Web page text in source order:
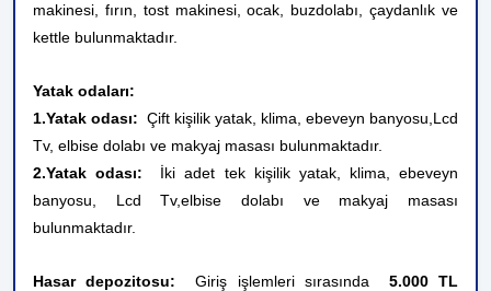
makinesi, fırın, tost makinesi, ocak, buzdolabı, çaydanlık ve
kettle bulunmaktadır.
Yatak odaları:
1.Yatak odası: Çift kişilik yatak, klima, ebeveyn banyosu,Lcd
Tv, elbise dolabı ve makyaj masası bulunmaktadır.
2.Yatak odası:
İki adet tek kişilik yatak, klima, ebeveyn
banyosu, Lcd Tv,elbise dolabı ve makyaj masası
bulunmaktadır.
Hasar depozitosu: Giriş işlemleri sırasında 5.000 TL